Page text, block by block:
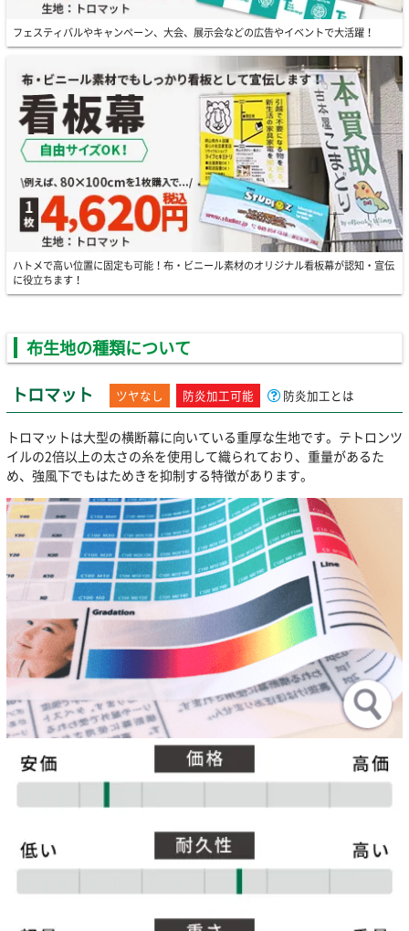
フェスティバルやキャンペーン、大会、展示会などの広告やイベントで大活躍！
ハトメで高い位置に固定も可能！布・ビニール素材のオリジナル看板幕が認知・宣伝
に役立ちます！
布生地の種類について
トロマット
ツヤなし 防炎加工可能 防炎加工とは
トロマットは大型の横断幕に向いている重厚な生地です。テトロンツ
イルの2倍以上の太さの糸を使用して織られており、重量があるた
め、強風下でもはためきを抑制する特徴があります。